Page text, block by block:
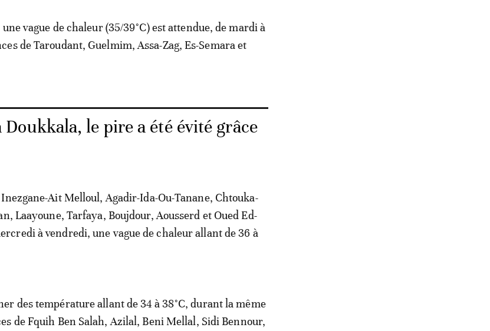
vague de chaleur (35/39°C) est attendue, de mardi à
de Taroudant, Guelmim, Assa-Zag, Es-Semara et
Doukkala, le pire a été évité grâce
Ait Melloul, Agadir-Ida-Ou-Tanane, Chtouka-
Laayoune, Tarfaya, Boujdour, Aousserd et Oued Ed-
à vendredi, une vague de chaleur allant de 36 à
des température allant de 34 à 38°C, durant la même
de Fquih Ben Salah, Azilal, Beni Mellal, Sidi Bennour,